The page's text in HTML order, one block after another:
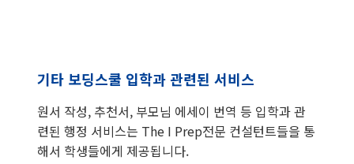
기타 보딩스쿨 입학과 관련된 서비스
원서 작성, 추천서, 부모님 에세이 번역 등 입학과 관
련된 행정 서비스는 The I Prep전문 컨설턴트들을 통
해서 학생들에게 제공됩니다.